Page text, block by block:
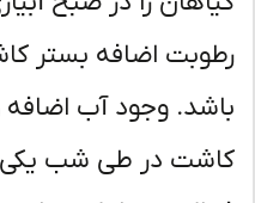
اضافه بستر
وجود آب اضافه و
در طی شب یکی از